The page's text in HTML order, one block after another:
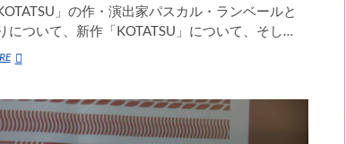
」の作・演出家パスカル・ランベールと
について、新作「KOTATSU」について、そし…
日
同
制